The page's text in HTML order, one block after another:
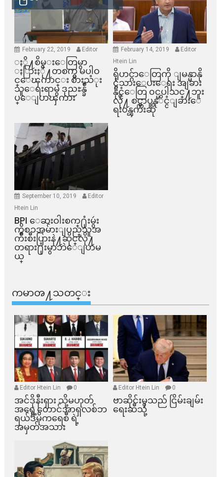
February 22, 2019 Editor
ႏို႔စိမ္းေတြမွာ
ႏြားႏို႔တစက္မွ မပါဝ
င္ေၾကာင္း စားသံုး
သူေရးရာမွ ဒုညႊန္ခ်ဳ
ပ္ေျပာၾကား
February 14, 2019
Editor
Htein Lin
ရိုဟင္ဂ်ာေတြကို ျမန္မာနို
င္ငံသားေပးေရး အျခား
နိုင္ငံေတြ ၀င္မပါသင္႔ဘူး
လို႔ စင္ကာပူနုိင္ငံျခားေ
ရး၀န္ၾကီးဆို
September 10, 2019
Editor
Htein Lin
BPI ​ေဆးဝါးစက္​႐ုံးမွဴး
ကိစၥအမ်ားျပည္​သူအ
က်ိဳးစီးပြားနဲ႔ဆိုင္​လို႔
တရား႐ုံးမွာဘဲေျပာမ
ယ္​
ကမာၻ႔သတင္း
Editor Htein Lin 0
အင်ဒိုနီးရှား သို့မဟုတ်
အရှေ့တောင်အာရှလစ်ဘ
ရယ်ဒီမိုကရေစီ ရဲ့
အမှတ်အသား
Editor Htein Lin 0
ဗာဆိုင်းမှသည် ငြိမ်းချမ်း
ရေးဆီသို့